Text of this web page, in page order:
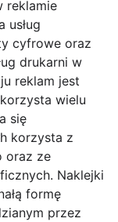
reklamie
usług
cyfrowe oraz
drukarni w
reklam jest
wielu
się
korzysta z
oraz ze
Naklejki
formę
przez